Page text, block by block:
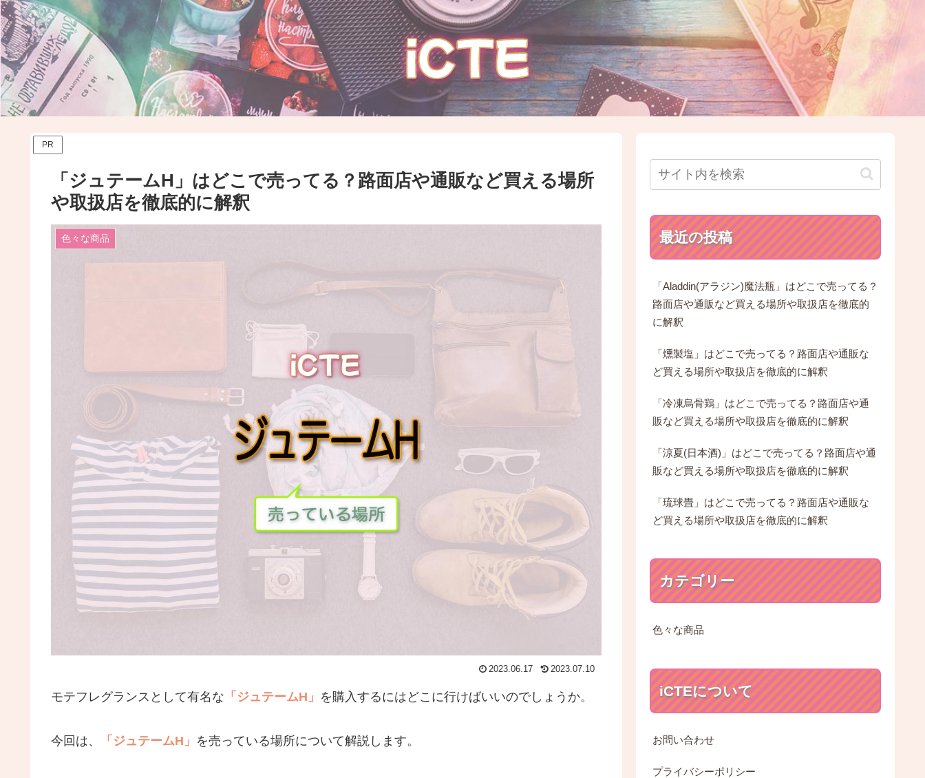
PR
「ジュテームH」はどこで売ってる？路面店や通販など買える場所
や取扱店を徹底的に解釈
色々な商品
2023.06.17 2023.07.10
モテフレグランスとして有名な 「ジュテームH」 を購入するにはどこに行けばいいのでしょうか。
今回は、 「ジュテームH」 を売っている場所について解説します。
最近の投稿
「Aladdin(アラジン)魔法瓶」はどこで売ってる？
路面店や通販など買える場所や取扱店を徹底的
に解釈
「燻製塩」はどこで売ってる？路面店や通販な
ど買える場所や取扱店を徹底的に解釈
「冷凍烏骨鶏」はどこで売ってる？路面店や通
販など買える場所や取扱店を徹底的に解釈
「涼夏(日本酒)」はどこで売ってる？路面店や通
販など買える場所や取扱店を徹底的に解釈
「琉球畳」はどこで売ってる？路面店や通販な
ど買える場所や取扱店を徹底的に解釈
カテゴリー
色々な商品
iCTEについて
お問い合わせ
プライバシーポリシー